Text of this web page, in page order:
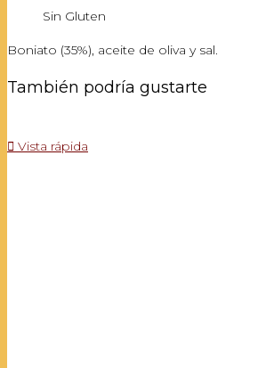
Sin Gluten
Boniato (35%), aceite de oliva y sal.
También podría gustarte
 Vista rápida